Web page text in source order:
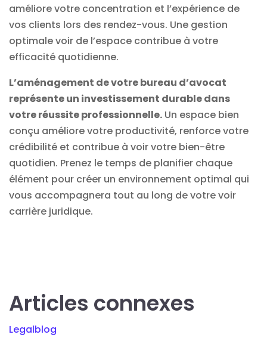
améliore votre concentration et l’expérience de
vos clients lors des rendez-vous. Une gestion
optimale voir de l’espace contribue à votre
efficacité quotidienne.
L’aménagement de votre bureau d’avocat
représente un investissement durable dans
votre réussite professionnelle. Un espace bien
conçu améliore votre productivité, renforce votre
crédibilité et contribue à voir votre bien-être
quotidien. Prenez le temps de planifier chaque
élément pour créer un environnement optimal qui
vous accompagnera tout au long de votre voir
carrière juridique.
Articles connexes
Legalblog